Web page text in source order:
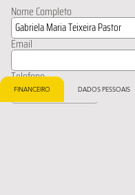
Nome Completo
Email
Telefone
FINANCEIRO DADOS PESSOAIS